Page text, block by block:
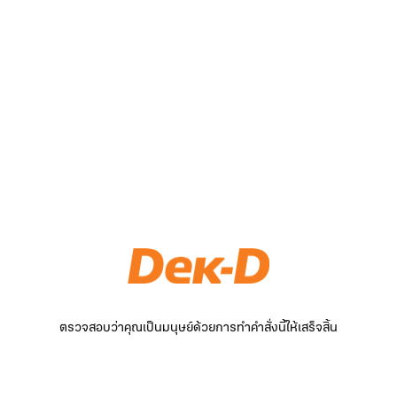
ตรวจสอบว่าคุณเป็นมนุษย์ด้วยการทำคำสั่งนี้ให้เสร็จสิ้น